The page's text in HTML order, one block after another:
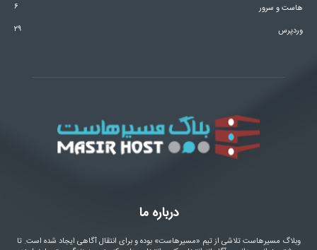
هاست و سرور
۶
وردپرس
۲۹
درباره ما
وبلاگ مسیرهاست تلاشی از تیم «مسیرهاست» بوده و برای انتقال آگاهی ایجاد شده است. تا